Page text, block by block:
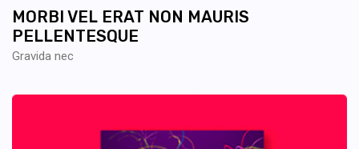
MORBI VEL ERAT NON MAURIS
PELLENTESQUE
Gravida nec